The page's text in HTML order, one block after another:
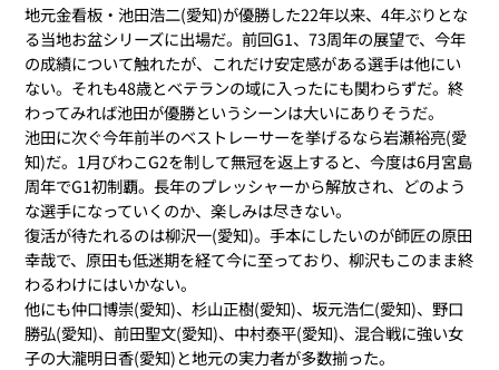
地元金看板・池田浩二(愛知)が優勝した22年以来、4年ぶりとな
る当地お盆シリーズに出場だ。前回G1、73周年の展望で、今年
の成績について触れたが、これだけ安定感がある選手は他にい
ない。それも48歳とベテランの域に入ったにも関わらずだ。終
わってみれば池田が優勝というシーンは大いにありそうだ。
池田に次ぐ今年前半のベストレーサーを挙げるなら岩瀬裕亮(愛
知)だ。1月びわこG2を制して無冠を返上すると、今度は6月宮島
周年でG1初制覇。長年のプレッシャーから解放され、どのよう
な選手になっていくのか、楽しみは尽きない。
復活が待たれるのは柳沢一(愛知)。手本にしたいのが師匠の原田
幸哉で、原田も低迷期を経て今に至っており、柳沢もこのまま終
わるわけにはいかない。
他にも仲口博崇(愛知)、杉山正樹(愛知)、坂元浩仁(愛知)、野口
勝弘(愛知)、前田聖文(愛知)、中村泰平(愛知)、混合戦に強い女
子の大瀧明日香(愛知)と地元の実力者が多数揃った。